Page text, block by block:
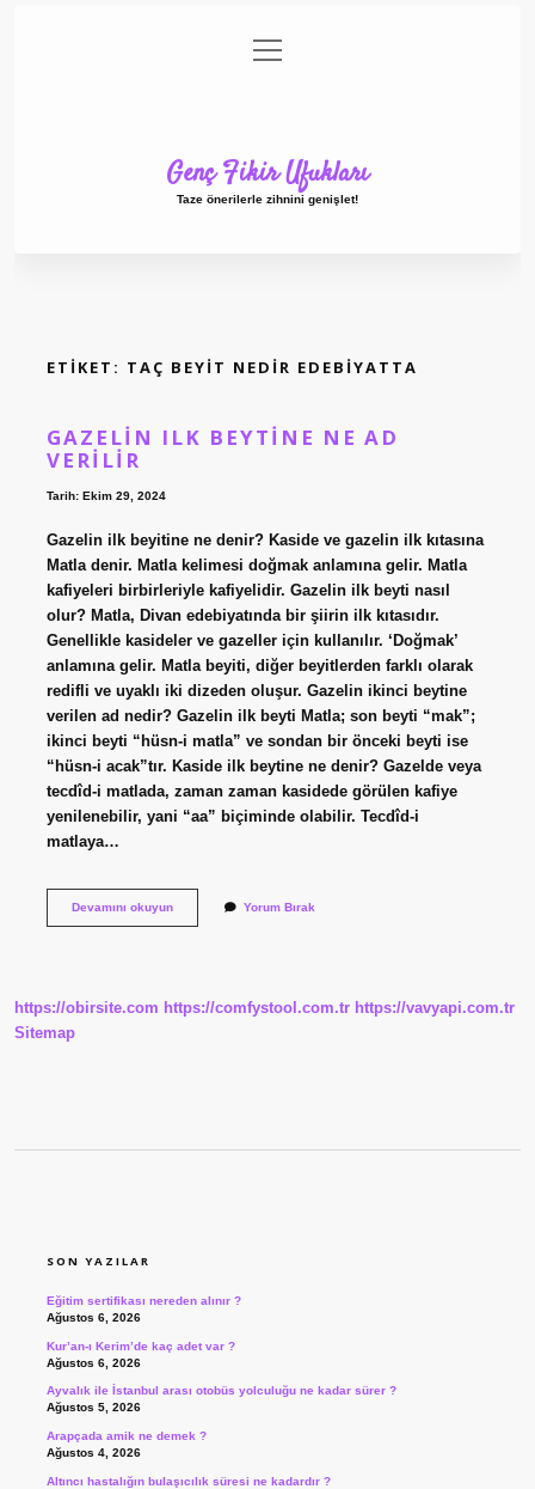
Gizlilik Politikası
menüyü
aç
Genç Fikir Ufukları
Taze önerilerle zihnini genişlet!
ETIKET: TAÇ BEYIT NEDIR EDEBIYATTA
GAZELIN ILK BEYTINE NE AD
VERILIR
Tarih: Ekim 29, 2024
Gazelin ilk beyitine ne denir? Kaside ve gazelin ilk kıtasına
Matla denir. Matla kelimesi doğmak anlamına gelir. Matla
kafiyeleri birbirleriyle kafiyelidir. Gazelin ilk beyti nasıl
olur? Matla, Divan edebiyatında bir şiirin ilk kıtasıdır.
Genellikle kasideler ve gazeller için kullanılır. ‘Doğmak’
anlamına gelir. Matla beyiti, diğer beyitlerden farklı olarak
redifli ve uyaklı iki dizeden oluşur. Gazelin ikinci beytine
verilen ad nedir? Gazelin ilk beyti Matla; son beyti “mak”;
ikinci beyti “hüsn-i matla” ve sondan bir önceki beyti ise
“hüsn-i acak”tır. Kaside ilk beytine ne denir? Gazelde veya
tecdîd-i matlada, zaman zaman kasidede görülen kafiye
yenilenebilir, yani “aa” biçiminde olabilir. Tecdîd-i
matlaya…
Devamını okuyunGazelin
Yorum Bırak
https://obirsite.com https://comfystool.com.tr https://vavyapi.com.tr
Sitemap
SON YAZILAR
Eğitim sertifikası nereden alınır ?
Ağustos 6, 2026
Kur’an-ı Kerim’de kaç adet var ?
Ağustos 6, 2026
Ayvalık ile İstanbul arası otobüs yolculuğu ne kadar sürer ?
Ağustos 5, 2026
Arapçada amik ne demek ?
Ağustos 4, 2026
Altıncı hastalığın bulaşıcılık süresi ne kadardır ?